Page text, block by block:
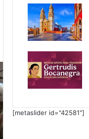
[metaslider id="42581"]